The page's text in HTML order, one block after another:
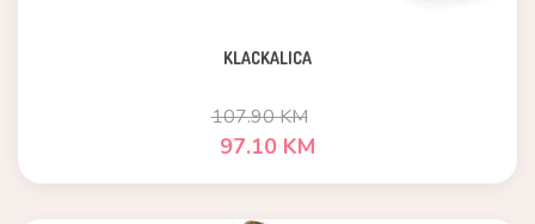
KLACKALICA
107.90 KM
97.10 KM